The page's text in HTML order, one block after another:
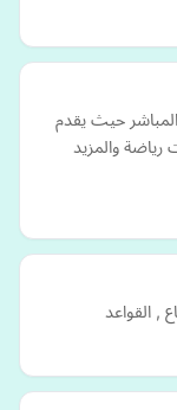
حيث يقدم
رياضة والمزيد
, القواعد